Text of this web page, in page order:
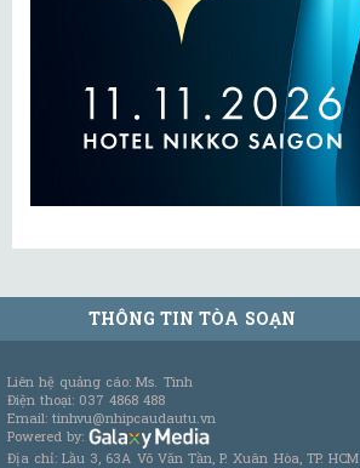
THÔNG TIN TÒA SOẠN
Liên hệ quảng cáo: Ms. Tình
Điện thoại: 037 4868 488
Email: tinhvu@nhipcaudautu.vn
Powered by:
Địa chỉ: Lầu 3, 63A Võ Văn Tần, P. Xuân Hòa, TP. HCM